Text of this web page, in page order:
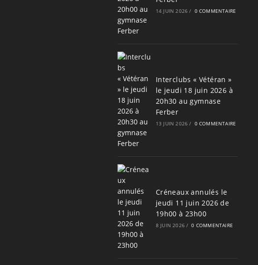
14 JUIN 2026 / 0 COMMENTAIRE
Interclubs « Vétéran »
le jeudi 18 juin 2026 à
20h30 au gymnase
Ferber
13 JUIN 2026 / 0 COMMENTAIRE
Créneaux annulés le
jeudi 11 juin 2026 de
19h00 à 23h00
8 JUIN 2026 / 0 COMMENTAIRE